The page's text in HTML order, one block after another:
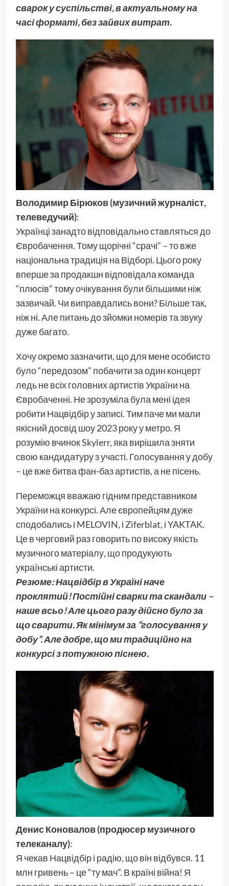
сварок у суспільстві, в актуальному на
часі форматі, без зайвих витрат.
Володимир Бірюков (музичний журналіст,
телеведучий):
Українці занадто відповідально ставляться до
Євробачення. Тому щорічні “срачі” – то вже
національна традиція на Відборі. Цього року
вперше за продакшн відповідала команда
“плюсів” тому очікування були більшими ніж
зазвичай. Чи виправдались вони? Більше так,
ніж ні. Але питань до зйомки номерів та звуку
дуже багато.
Хочу окремо зазначити, що для мене особисто
було “передозом” побачити за один концерт
ледь не всіх головних артистів України на
Євробаченні. Не зрозуміла була мені ідея
робити Нацвідбір у записі. Тим паче ми мали
якісний досвід шоу 2023 року у метро. Я
розумію вчинок Skylerr, яка вирішила зняти
свою кандидатуру з участі. Голосування у добу
– це вже битва фан-баз артистів, а не пісень.
Переможця вважаю гідним представником
України на конкурсі. Але європейцям дуже
сподобались і MELOVIN, і Ziferblat, і YAKTAK.
Це в черговий раз говорить по високу якість
музичного матеріалу, що продукують
українські артисти.
Резюме: Нацвідбір в Україні наче
проклятий! Постійні сварки та скандали –
наше всьо! Але цього разу дійсно було за
що сварити. Як мінімум за “голосування у
добу”. Але добре, що ми традиційно на
конкурсі з потужною піснею.
Денис Коновалов (продюсер музичного
телеканалу):
Я чекав Нацвідбір і радію, що він відбувся. 11
млн гривень – це “ту мач”. В країні війна! Я